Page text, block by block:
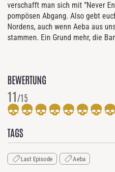
verschafft man sich mit ”Never
pompösen Abgang. Also gebt
Nordens, auch wenn Aeba aus
stammen. Ein Grund mehr, die
BEWERTUNG
11/15
TAGS
Last Episode Aeba